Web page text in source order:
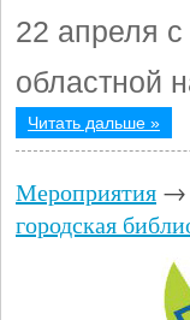
22 апреля
областной
Читать дальше »
Мероприятия →
городская